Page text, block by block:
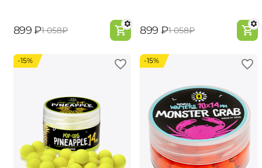
‍899‍ ₽‍1 058‍₽ ‍899‍ ₽‍1 058‍₽
-15% -15%